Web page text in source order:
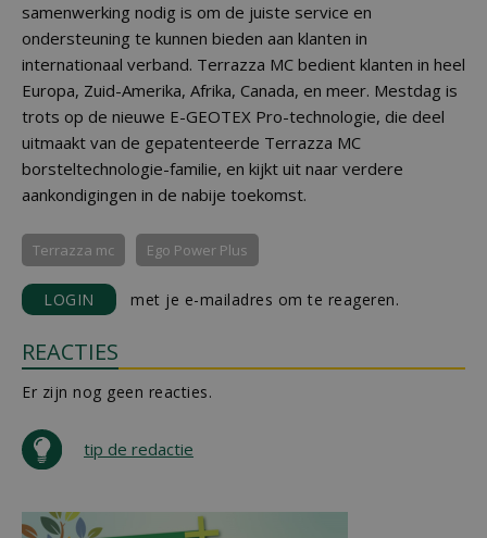
samenwerking nodig is om de juiste service en
ondersteuning te kunnen bieden aan klanten in
internationaal verband. Terrazza MC bedient klanten in heel
Europa, Zuid-Amerika, Afrika, Canada, en meer. Mestdag is
trots op de nieuwe E-GEOTEX Pro-technologie, die deel
uitmaakt van de gepatenteerde Terrazza MC
borsteltechnologie-familie, en kijkt uit naar verdere
aankondigingen in de nabije toekomst.
Terrazza mc Ego Power Plus
LOGIN met je e-mailadres om te reageren.
REACTIES
Er zijn nog geen reacties.
tip de redactie